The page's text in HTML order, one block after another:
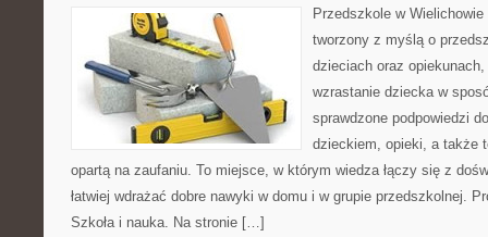
Przedszkole w
tworzony z myślą o
dzieciach oraz
wzrastanie dziecka w
sprawdzone podpowiedzi
dzieckiem, opieki, a także
opartą na zaufaniu. To miejsce, w którym wiedza łączy się z
łatwiej wdrażać dobre nawyki w domu i w grupie przedszkolnej.
Szkoła i nauka. Na stronie […]